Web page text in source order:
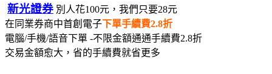
新光證券 別人花100元，我們只要28元
在同業券商中首創電子下單手續費2.8折
電腦/手機/語音下單 -不限金額通通手續費2.8折
交易金額愈大，省的手續費就省更多